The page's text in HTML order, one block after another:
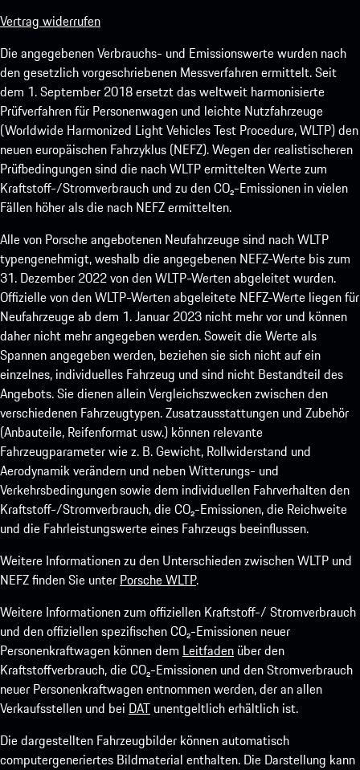
Vertrag widerrufen
Die angegebenen Verbrauchs- und Emissionswerte wurden nach
den gesetzlich vorgeschriebenen Messverfahren ermittelt. Seit
dem 1. September 2018 ersetzt das weltweit harmonisierte
Prüfverfahren für Personenwagen und leichte Nutzfahrzeuge
(Worldwide Harmonized Light Vehicles Test Procedure, WLTP) den
neuen europäischen Fahrzyklus (NEFZ). Wegen der realistischeren
Prüfbedingungen sind die nach WLTP ermittelten Werte zum
Kraftstoff-/Stromverbrauch und zu den CO₂-Emissionen in vielen
Fällen höher als die nach NEFZ ermittelten.
Alle von Porsche angebotenen Neufahrzeuge sind nach WLTP
typengenehmigt, weshalb die angegebenen NEFZ-Werte bis zum
31. Dezember 2022 von den WLTP-Werten abgeleitet wurden.
Offizielle von den WLTP-Werten abgeleitete NEFZ-Werte liegen für
Neufahrzeuge ab dem 1. Januar 2023 nicht mehr vor und können
daher nicht mehr angegeben werden. Soweit die Werte als
Spannen angegeben werden, beziehen sie sich nicht auf ein
einzelnes, individuelles Fahrzeug und sind nicht Bestandteil des
Angebots. Sie dienen allein Vergleichszwecken zwischen den
verschiedenen Fahrzeugtypen. Zusatzausstattungen und Zubehör
(Anbauteile, Reifenformat usw.) können relevante
Fahrzeugparameter wie z. B. Gewicht, Rollwiderstand und
Aerodynamik verändern und neben Witterungs- und
Verkehrsbedingungen sowie dem individuellen Fahrverhalten den
Kraftstoff-/Stromverbrauch, die CO₂-Emissionen, die Reichweite
und die Fahrleistungswerte eines Fahrzeugs beeinflussen.
Weitere Informationen zu den Unterschieden zwischen WLTP und
NEFZ finden Sie unter Porsche WLTP.
Weitere Informationen zum offiziellen Kraftstoff-/ Stromverbrauch
und den offiziellen spezifischen CO₂-Emissionen neuer
Personenkraftwagen können dem Leitfaden über den
Kraftstoffverbrauch, die CO₂-Emissionen und den Stromverbrauch
neuer Personenkraftwagen entnommen werden, der an allen
Verkaufsstellen und bei DAT unentgeltlich erhältlich ist.
Die dargestellten Fahrzeugbilder können automatisch
computergeneriertes Bildmaterial enthalten. Die Darstellung kann